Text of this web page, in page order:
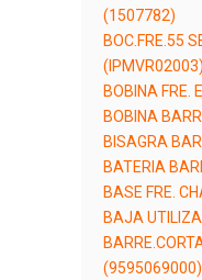
(1507782)
BOC.FRE.55
(IPMVR02003)
BOBINA FRE.
BOBINA
BISAGRA
BATERIA
BASE FRE.
BAJA
(9595069000)